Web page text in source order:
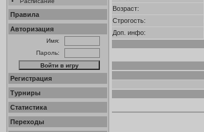
Правила
Авторизация
Имя:
Пароль:
Регистрация
Турниры
Статистика
Переходы
Возраст:
Строгость:
Доп. инфо: